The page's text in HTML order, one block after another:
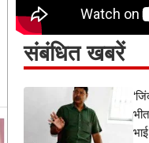
संबंधित खबरें